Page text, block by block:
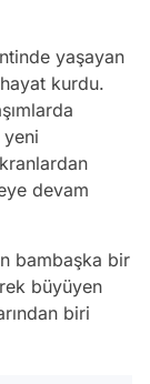
yaşayan
kurdu.
devam
bambaşka bir
büyüyen
biri